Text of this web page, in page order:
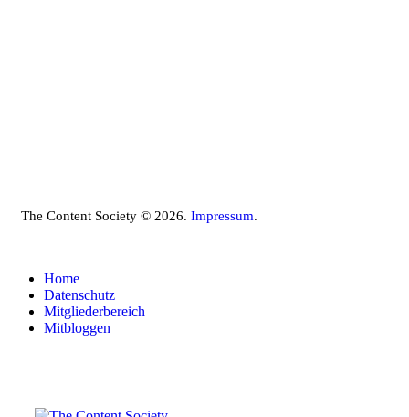
The Content Society © 2026. Impressum.
Home
Datenschutz
Mitgliederbereich
Mitbloggen